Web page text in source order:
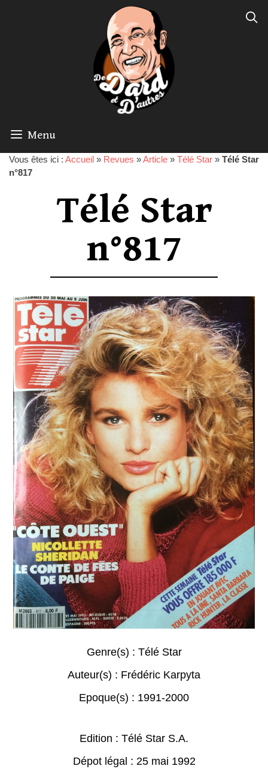
Menu
Vous êtes ici : Accueil » Revues »Article » Télé Star » Télé Star
n°817
Télé Star
n°817
Genre(s) : Télé Star
Auteur(s) : Frédéric Karpyta
Epoque(s) : 1991-2000
Edition : Télé Star S.A.
Dépot légal : 25 mai 1992